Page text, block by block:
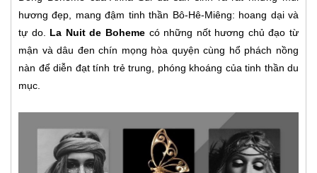
hương đẹp, mang đậm tinh thần Bô-Hê-Miêng: hoang dại và
tự do. La Nuit de Bohemecó những nốt hương chủ đạo từ
mận và dâu đen chín mọng hòa quyện cùng hổ phách nồng
nàn để diễn đạt tính trẻ trung, phóng khoáng của tinh thần du
mục.